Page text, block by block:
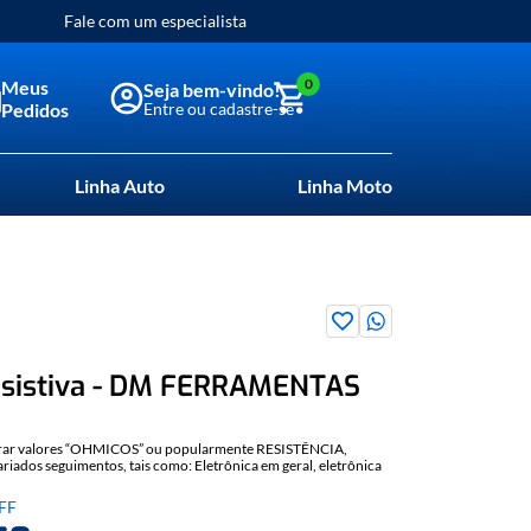
Fale com um especialista
Meus
Pedidos
0
Linha Auto Linha Moto
- DM FERRAMENTAS
valores “OHMICOS” ou popularmente RESISTÊNCIA,
seguimentos, tais como: Eletrônica em geral, eletrônica
0.5%, no qual pode ser utilizada em experimentos elétricos,
onde se necessita gerar resistências que não são encontradas